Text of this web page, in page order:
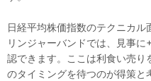
日経平均株価指数のテクニカ
リンジャーバンドでは、見事
認できます。ここは利食い売り
のタイミングを待つのが得策と